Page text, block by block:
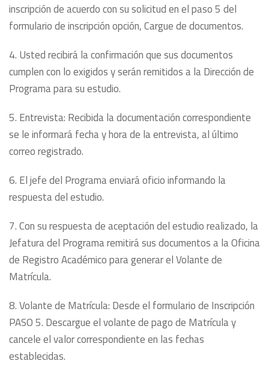
inscripción de acuerdo con su solicitud en el paso 5 del
formulario de inscripción opción, Cargue de documentos.
4. Usted recibirá la confirmación que sus documentos
cumplen con lo exigidos y serán remitidos a la Dirección de
Programa para su estudio.
5. Entrevista: Recibida la documentación correspondiente
se le informará fecha y hora de la entrevista, al último
correo registrado.
6. El jefe del Programa enviará oficio informando la
respuesta del estudio.
7. Con su respuesta de aceptación del estudio realizado, la
Jefatura del Programa remitirá sus documentos a la Oficina
de Registro Académico para generar el Volante de
Matrícula.
8. Volante de Matrícula: Desde el formulario de Inscripción
PASO 5. Descargue el volante de pago de Matrícula y
cancele el valor correspondiente en las fechas
establecidas.